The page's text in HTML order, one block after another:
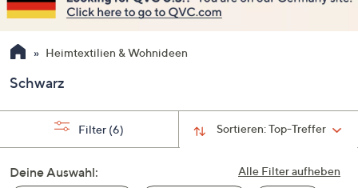
sind,
verwenden
Sie
Pfeiltasten
nach
und
nach
unten
Heimtextilien & Wohnideen
Schwarz
Sortieren:Top-Treffer
Filter (6)
Alle Filter aufheben
Deine Auswahl: